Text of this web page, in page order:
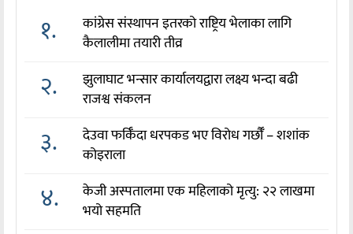
१.
कांग्रेस संस्थापन इतरको राष्ट्रिय भेलाका लागि
कैलालीमा तयारी तीव्र
२.
झुलाघाट भन्सार कार्यालयद्वारा लक्ष्य भन्दा बढी
राजश्व संकलन
३.
देउवा फर्किँदा धरपकड भए विरोध गर्छौँं – शशांक
कोइराला
४.
केजी अस्पतालमा एक महिलाको मृत्यु: २२ लाखमा
भयो सहमति